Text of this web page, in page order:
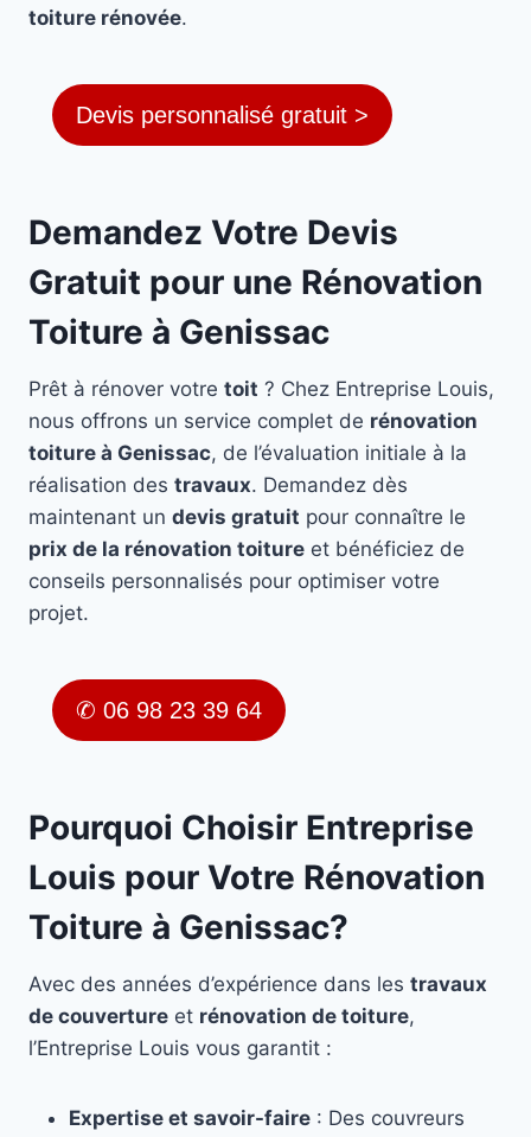
toiture rénovée.
Devis personnalisé gratuit >
Demandez Votre Devis
Gratuit pour une Rénovation
Toiture à Genissac
Prêt à rénover votre toit ? Chez Entreprise Louis,
nous offrons un service complet de rénovation
toiture à Genissac, de l’évaluation initiale à la
réalisation des travaux. Demandez dès
maintenant un devis gratuit pour connaître le
prix de la rénovation toiture et bénéficiez de
conseils personnalisés pour optimiser votre
projet.
✆ 06 98 23 39 64
Pourquoi Choisir Entreprise
Louis pour Votre Rénovation
Toiture à Genissac?
Avec des années d’expérience dans les travaux
de couverture et rénovation de toiture,
l’Entreprise Louis vous garantit :
Expertise et savoir-faire : Des couvreurs